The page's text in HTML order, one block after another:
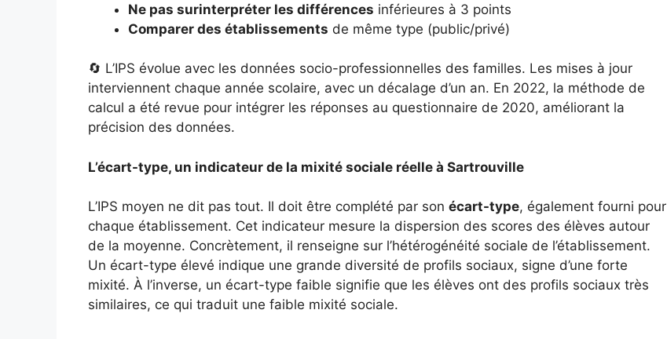
Ne pas surinterpréter les différences inférieures à 3 points
Comparer des établissements de même type (public/privé)
🔄 L’IPS évolue avec les données socio-professionnelles des familles. Les mises à jour
interviennent chaque année scolaire, avec un décalage d’un an. En 2022, la méthode de
calcul a été revue pour intégrer les réponses au questionnaire de 2020, améliorant la
précision des données.
L’écart-type, un indicateur de la mixité sociale réelle à Sartrouville
L’IPS moyen ne dit pas tout. Il doit être complété par son écart-type, également fourni pour
chaque établissement. Cet indicateur mesure la dispersion des scores des élèves autour
de la moyenne. Concrètement, il renseigne sur l’hétérogénéité sociale de l’établissement.
Un écart-type élevé indique une grande diversité de profils sociaux, signe d’une forte
mixité. À l’inverse, un écart-type faible signifie que les élèves ont des profils sociaux très
similaires, ce qui traduit une faible mixité sociale.